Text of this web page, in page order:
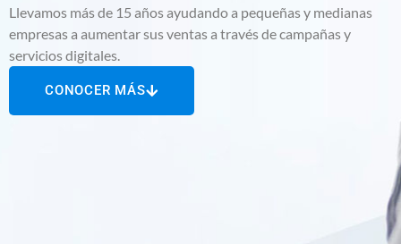
Llevamos más de 15 años ayudando a pequeñas y medianas
empresas a aumentar sus ventas a través de campañas y
servicios digitales.
CONOCER MÁS